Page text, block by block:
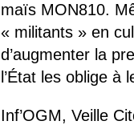
maïs MON810.
« militants » en
d’augmenter la
l’État les oblige à
Inf’OGM, Veille